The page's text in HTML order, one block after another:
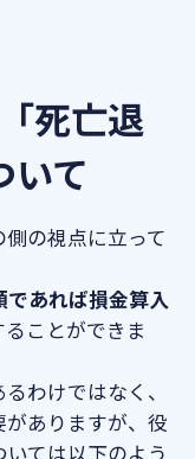
死亡退
いて
の視点に立って
であれば損金算入
ことができま
わけではなく、
ありますが、役
ては以下のよう